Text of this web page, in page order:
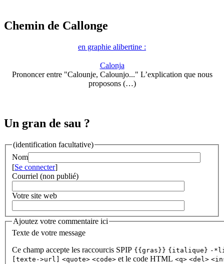
Chemin de Callonge
en graphie alibertine :
Calonja
Prononcer entre "Calounje, Calounjo..." L’explication que nous
proposons (…)
Un gran de sau ?
(identification facultative)
Nom
[Se connecter]
Courriel (non publié)
Votre site web
Ajoutez votre commentaire ici
Texte de votre message
Ce champ accepte les raccourcis SPIP {{gras}} {italique} -
[texte->url]
<quote> <code> et le code HTML <q> <del>